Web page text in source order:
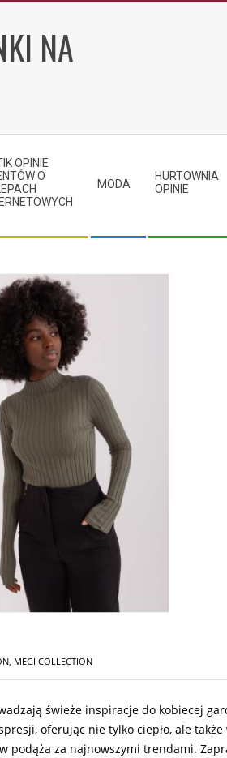
NA
OPINIE
O
MODA
HURTOWNIA
OPINIE
, MEGI COLLECTION
świeże inspiracje do kobiecej
oferując nie tylko ciepło, ale także
podąża za najnowszymi trendami.